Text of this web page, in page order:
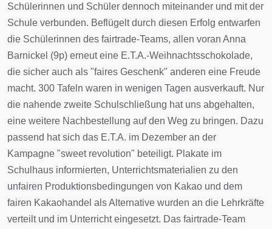
Schülerinnen und Schüler dennoch miteinander und mit der
Schule verbunden. Beflügelt durch diesen Erfolg entwarfen
die Schülerinnen des fairtrade-Teams, allen voran Anna
Barnickel (9p) erneut eine E.T.A.-Weihnachtsschokolade,
die sicher auch als "faires Geschenk" anderen eine Freude
macht. 300 Tafeln waren in wenigen Tagen ausverkauft. Nur
die nahende zweite Schulschließung hat uns abgehalten,
eine weitere Nachbestellung auf den Weg zu bringen. Dazu
passend hat sich das E.T.A. im Dezember an der
Kampagne "sweet revolution" beteiligt. Plakate im
Schulhaus informierten, Unterrichtsmaterialien zu den
unfairen Produktionsbedingungen von Kakao und dem
fairen Kakaohandel als Alternative wurden an die Lehrkräfte
verteilt und im Unterricht eingesetzt. Das fairtrade-Team